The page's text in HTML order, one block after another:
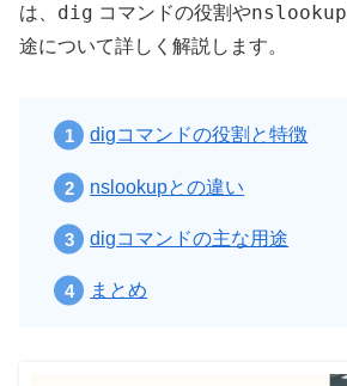
は、 dig コマンドの役割やnslookup
途について詳しく解説します。
digコマンドの役割と特徴
nslookupとの違い
digコマンドの主な用途
まとめ